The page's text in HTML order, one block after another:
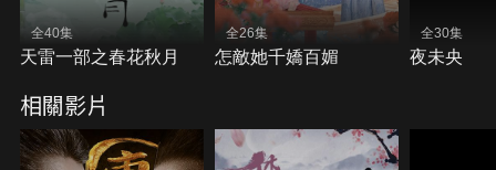
全40集
天雷一部之春花秋月
全26集
怎敵她千嬌百媚
全30集
夜未央
相關影片